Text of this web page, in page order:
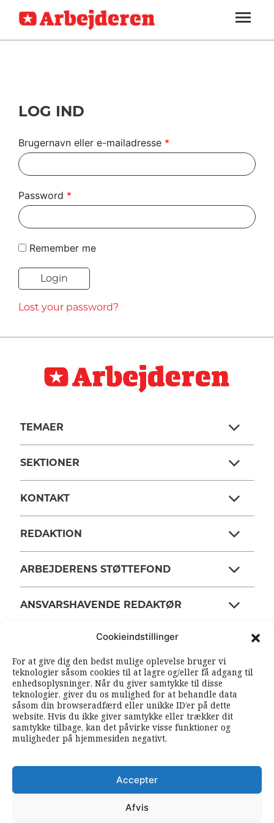
Cookieindstillinger
For at give dig den bedst mulige oplevelse bruger vi
teknologier såsom cookies til at lagre og/eller få adgang til
enhedsoplysninger. Når du giver samtykke til disse
teknologier, giver du os mulighed for at behandle data
såsom din browseradfærd eller unikke ID’er på dette
website. Hvis du ikke giver samtykke eller trækker dit
samtykke tilbage, kan det påvirke visse funktioner og
muligheder på hjemmesiden negativt.
Accepter
Afvis
SEKTIONER
ARBEJDEREN
MENER
UDLAND
DEBAT
TIL
NAVNE
HISTORIE
TEORI
SOUNDCLOUD
ABONNER
LOG IND
LOG IND
Brugernavn eller e-mailadresse *
Password *
Remember me
Lost your password?
TEMAER
SEKTIONER
KONTAKT
REDAKTION
ARBEJDERENS STØTTEFOND
ANSVARSHAVENDE REDAKTØR
SOUNDCLOUD RSS FEEDS
FØLG ARBEJDEREN